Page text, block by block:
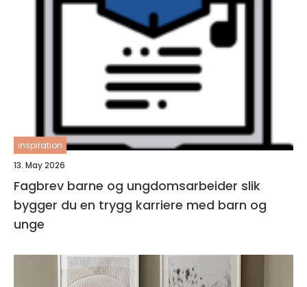
inspiration
13. May 2026
Fagbrev barne og ungdomsarbeider slik
bygger du en trygg karriere med barn og
unge